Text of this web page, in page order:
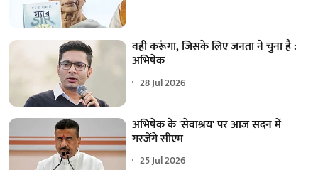
वही करूंगा, जिसके लिए जनता ने चुना है :
अभिषेक
28 Jul 2026
अभिषेक के 'सेवाश्रय' पर आज सदन में
गरजेंगे सीएम
25 Jul 2026